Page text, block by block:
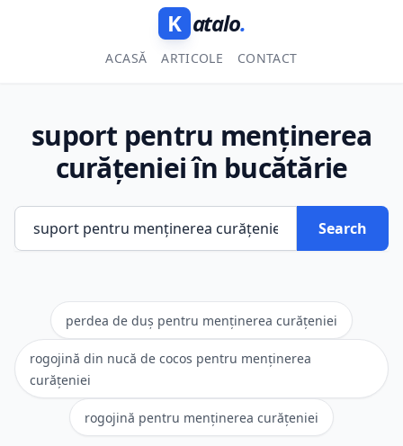
K atalo.
ACASĂ ARTICOLE CONTACT
suport pentru menținerea
curățeniei în bucătărie
Search
perdea de duș pentru menținerea curățeniei
rogojină din nucă de cocos pentru menținerea
curățeniei
rogojină pentru menținerea curățeniei